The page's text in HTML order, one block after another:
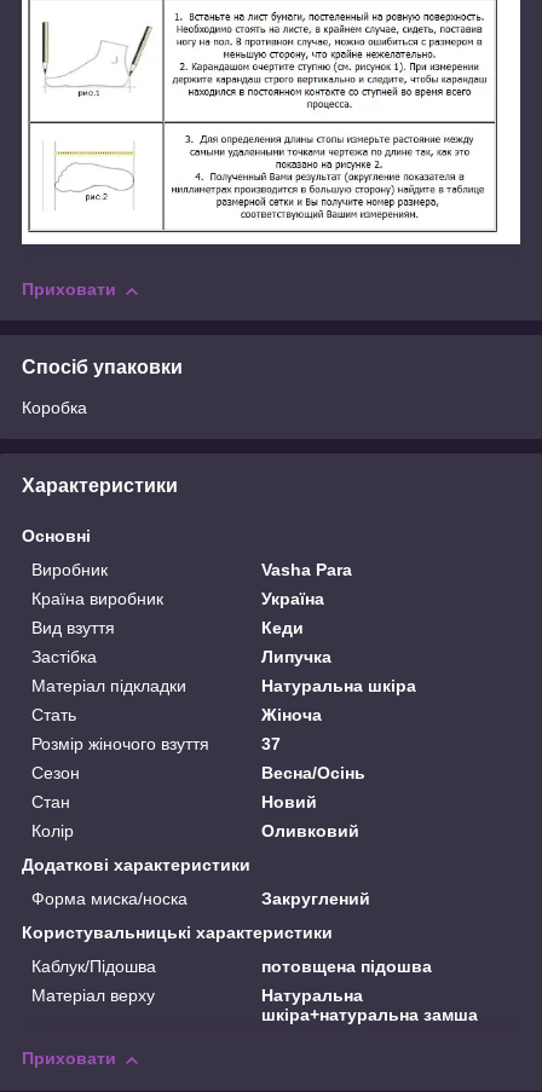
Приховати
Спосіб упаковки
Коробка
Характеристики
Основні
Виробник
Vasha Para
Країна виробник
Україна
Вид взуття
Кеди
Застібка
Липучка
Матеріал підкладки
Натуральна шкіра
Стать
Жіноча
Розмір жіночого взуття
37
Сезон
Весна/Осінь
Стан
Новий
Колір
Оливковий
Додаткові характеристики
Форма миска/носка
Закруглений
Користувальницькі характеристики
Каблук/Підошва
потовщена підошва
Матеріал верху
Натуральна
шкіра+натуральна замша
Приховати